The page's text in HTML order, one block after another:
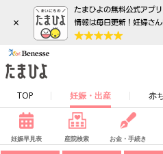
×
TOP 妊娠・出産 赤
妊娠早見表 産院検索 お金・手続き